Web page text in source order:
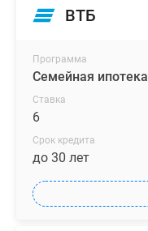
ВТБ
Программа
Семейная ипотека
Ставка
6
Срок кредита
до 30 лет